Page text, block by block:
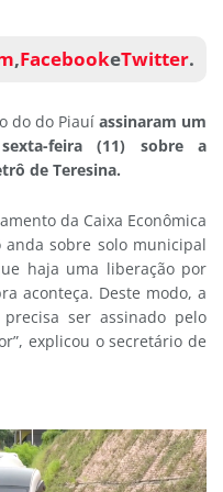
,FacebookeTwitter.
do do Piauí assinaram um
feira (11) sobre a
de Teresina.
da Caixa Econômica
anda sobre solo municipal
haja uma liberação por
aconteça. Deste modo, a
ser assinado pelo
explicou o secretário de